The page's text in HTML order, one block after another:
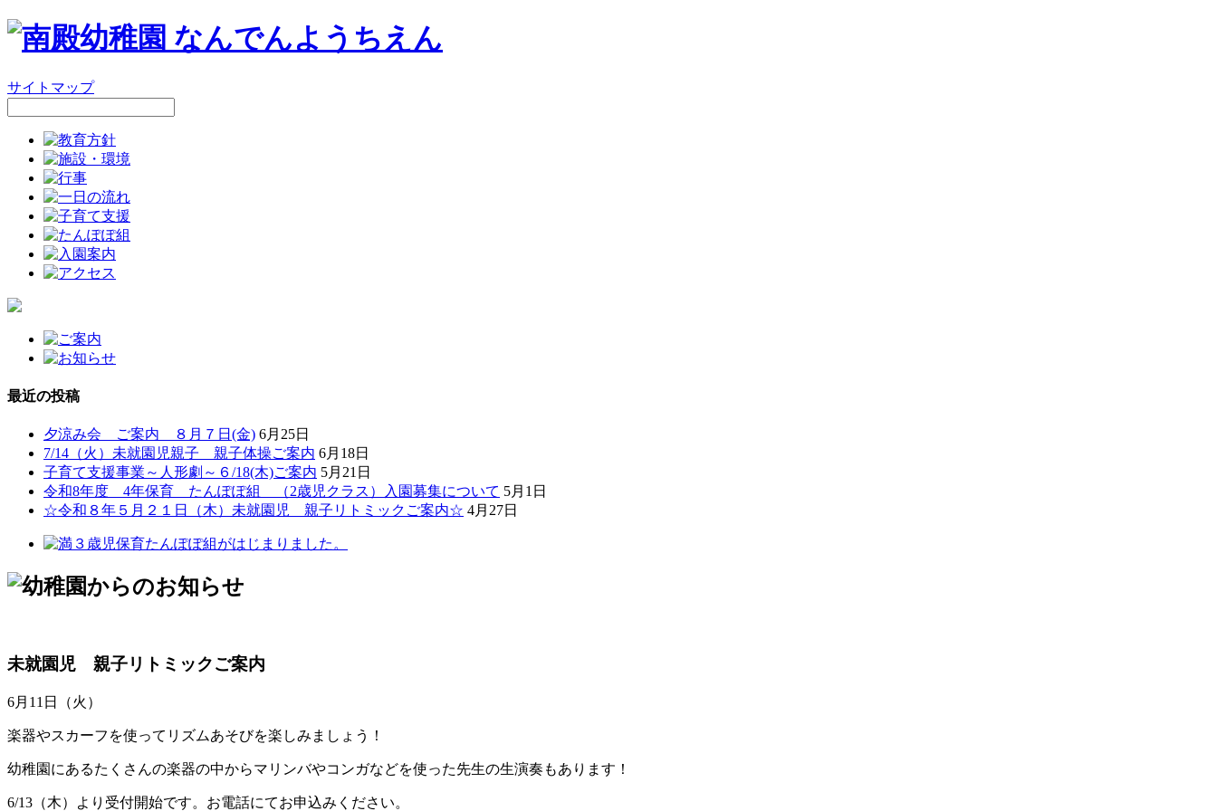
サイトマップ
最近の投稿
夕涼み会 ご案内 ８月７日(金) 6月25日
7/14（火）未就園児親子 親子体操ご案内 6月18日
子育て支援事業～人形劇～６/18(木)ご案内 5月21日
令和8年度 4年保育 たんぽぽ組 （2歳児クラス）入園募集について 5月1日
☆令和８年５月２１日（木）未就園児 親子リトミックご案内☆ 4月27日
未就園児 親子リトミックご案内
6月11日（火）
楽器やスカーフを使ってリズムあそびを楽しみましょう！
幼稚園にあるたくさんの楽器の中からマリンバやコンガなどを使った先生の生演奏もあります！
6/13（木）より受付開始です。お電話にてお申込みください。